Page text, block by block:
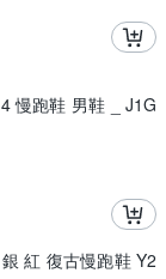
慢跑鞋 男鞋 _ J1G
紅 復古慢跑鞋 Y2